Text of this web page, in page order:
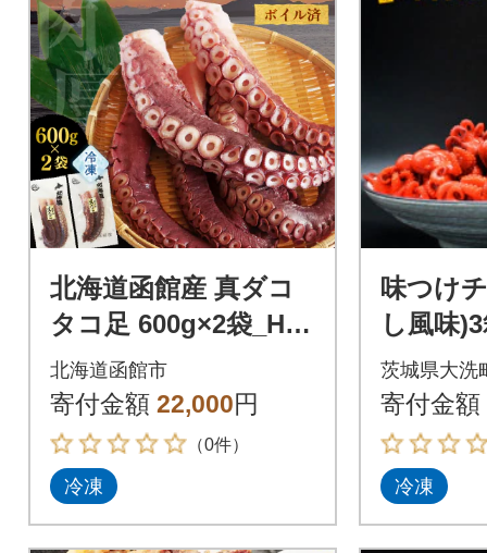
北海道函館産 真ダコ
タコ足 600g×2袋_HD
146-001
北海道函館市
寄付金額 22,000円
（0件）
冷凍
味つけ
し風味
茨城県大洗
寄付金額
冷凍